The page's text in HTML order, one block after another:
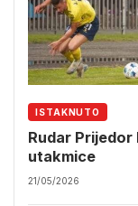
ISTAKNUTO
Rudar
utakmice
21/05/2026